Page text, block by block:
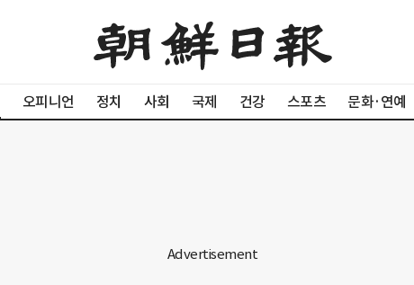
오피니언 정치 사회 국제 건강 스포츠 문화·연예